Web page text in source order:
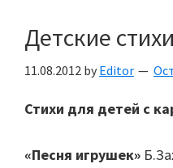
Детские
11.08.2012 by Editor
Стихи для детей с
«Песня игрушек»